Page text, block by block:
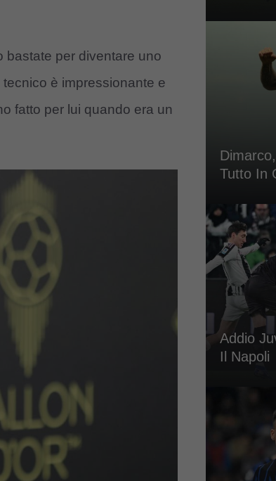
bastate per diventare uno
tecnico è impressionante e
fatto per lui quando era un
Tutto In
Addio
Il Napoli